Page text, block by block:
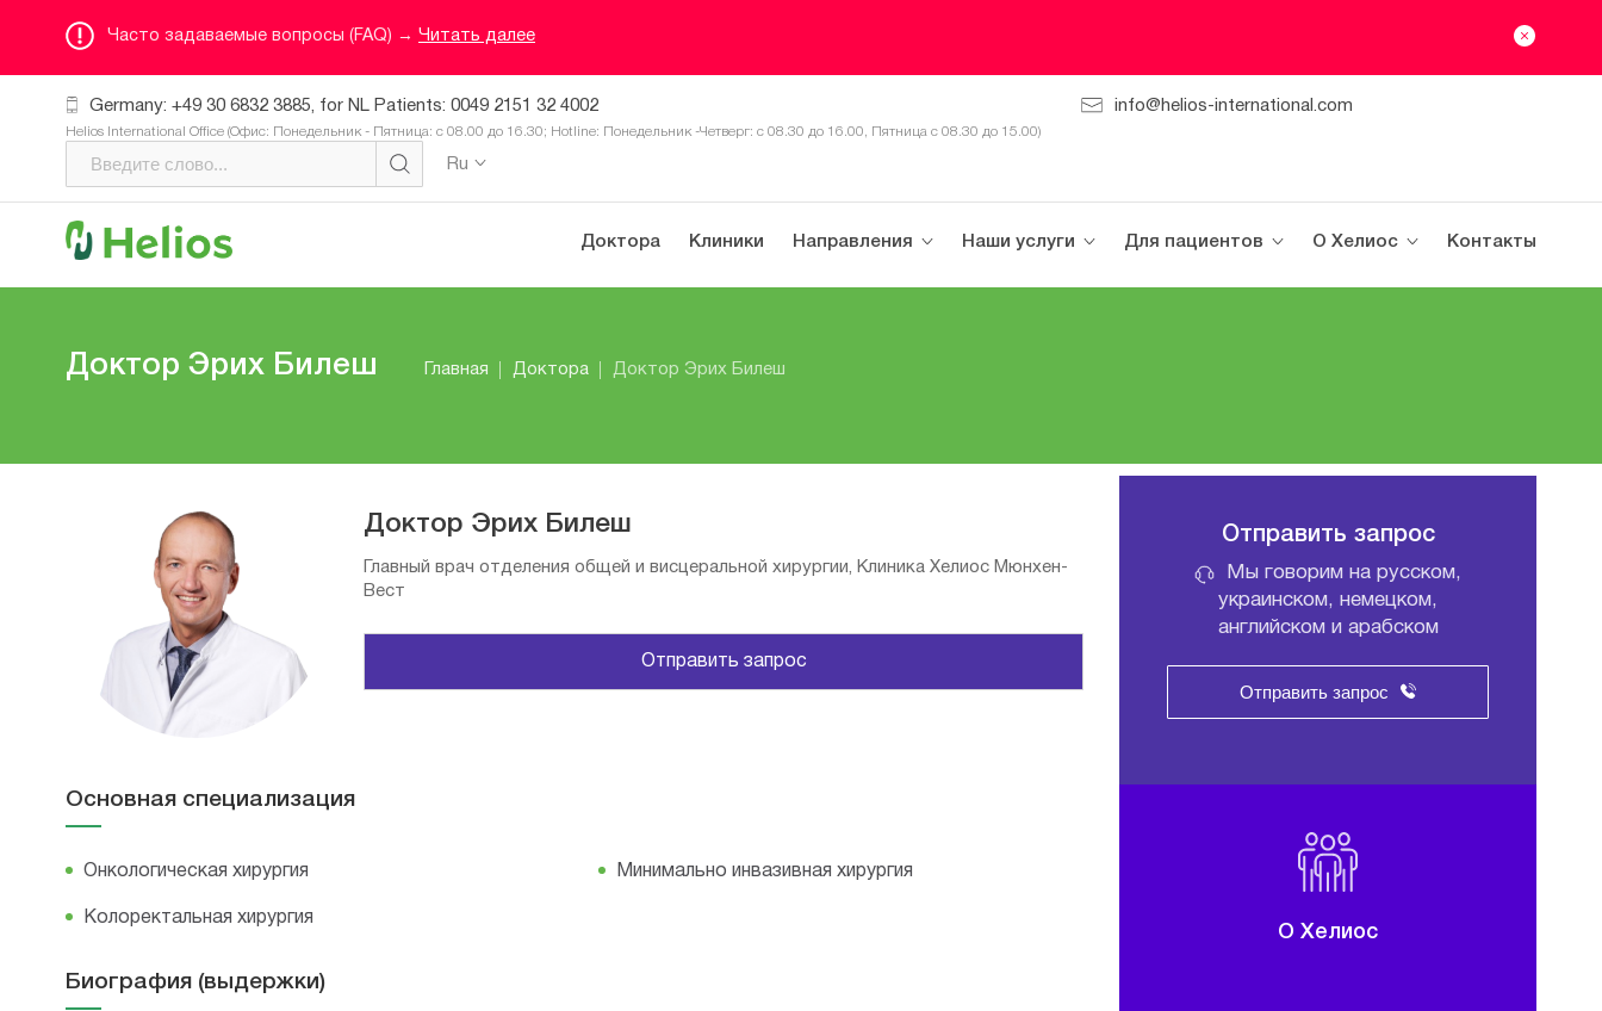
Часто задаваемые вопросы (FAQ) → Читать далее
Germany: +49 30 6832 3885, for NL Patients: 0049 2151 32 4002
Helios International Office (Офис: Понедельник - Пятница: с 08.00 до 16.30; Hotline: Понедельник -Четверг: с 08.30 до 16.00, Пятница с 08.30 до 15.00)
info@helios-international.com
Ru
Доктора Клиники Направления Наши услуги Для пациентов О Хелиос Контакты
Доктор Эрих Билеш Главная Доктора Доктор Эрих Билеш
Доктор Эрих Билеш
Главный врач отделения общей и висцеральной хирургии, Клиника Хелиос Мюнхен-
Вест
Отправить запрос
Основная специализация
Онкологическая хирургия
Колоректальная хирургия
Минимально инвазивная хирургия
Биография (выдержки)
Отправить запрос
Мы говорим на русском,
украинском, немецком,
английском и арабском
Отправить запрос
О Хелиос